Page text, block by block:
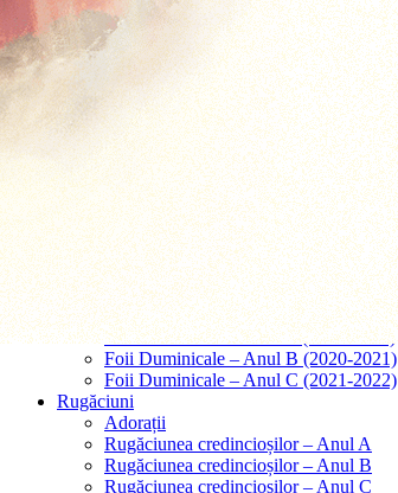
Postul Mare
Timpul Pascal
Timpul de peste an
Solemnități și Sărbători
Sacramente – Predici
Predici – Botezuri
Predici – Căsătorii
Predici – Înmormântări
Tematice
Papa Francisc
Cred in Isus Cristos
Cred în Dumnezeu
Predici – Taina Iubirii
Comentarii
Foii Duminicale
Foii Duminicale – Anul A (2019-2020)
Foii Duminicale – Anul B (2020-2021)
Foii Duminicale – Anul C (2021-2022)
Rugăciuni
Adorații
Rugăciunea credincioșilor – Anul A
Rugăciunea credincioșilor – Anul B
Rugăciunea credincioșilor – Anul C